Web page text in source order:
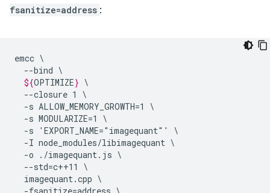
fsanitize=address :
emcc
--bind
${OPTIMIZE}
--closure 1
-s ALLOW_MEMORY_GROWTH=1
-s MODULARIZE=1
-s
'EXPORT_NAME="imagequant"'
-I node_modules/libimagequant
-o
./imagequant.js
--std=c++11
imagequant.cpp